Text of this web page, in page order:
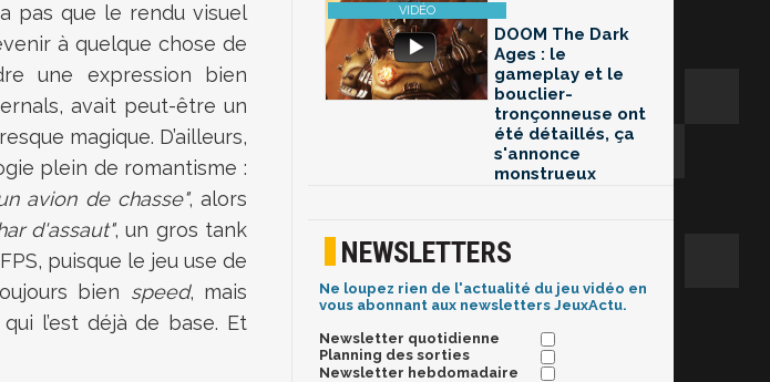
pas que le rendu visuel
à quelque chose de
une expression bien
avait peut-être un
magique. D’ailleurs,
plein de romantisme :
avion de chasse", alors
d'assaut", un gros tank
puisque le jeu use de
bien speed, mais
l’est déjà de base. Et
DOOM The Dark
Ages : le
gameplay et le
bouclier-
tronçonneuse ont
été détaillés, ça
s'annonce
monstrueux
NEWSLETTERS
Ne loupez rien de l'actualité du jeu vidéo en
vous abonnant aux newsletters JeuxActu.
Newsletter quotidienne
Planning des sorties
Newsletter hebdomadaire